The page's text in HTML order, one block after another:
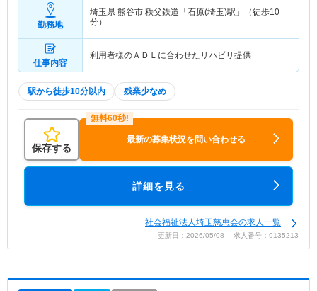
勤務地
埼玉県 熊谷市 秩父鉄道「石原(埼玉)駅」（徒歩10
分）
仕事内容
利用者様のＡＤＬに合わせたリハビリ提供
駅から徒歩10分以内 残業少なめ
保存する
最新の募集状況を問い合わせる
詳細を見る
社会福祉法人埼玉慈恵会の求人一覧
更新日：2026/05/08 求人番号：9135213